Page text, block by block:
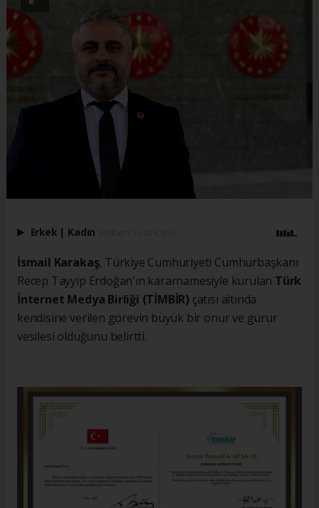
Erkek | Kadın
İsmail Karakaş, Türkiye Cumhuriyeti Cumhurbaşkanı
Recep Tayyip Erdoğan'ın kararnamesiyle kurulan Türk
İnternet Medya Birliği (TİMBİR) çatısı altında
kendisine verilen görevin büyük bir onur ve gurur
vesilesi olduğunu belirtti.